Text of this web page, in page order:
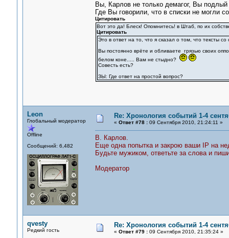
Вы, Карлов не только демагог, Вы подлый
Где Вы говорили, что в списки не могли
Цитировать
Вот это да! Блеск! Опомнитесь! в Штаб, по их
Цитировать
Это в ответ на то, что я сказал о том, что тексты
Вы постоянно врёте и обливаете грязью своих
белом коне..... Вам не стыдно?
Совесть есть?
ЗЫ: Где ответ на простой вопрос?
Leon
Глобальный модератор
Offline
Сообщений: 6,482
Re: Хронология событий 1-4
« Ответ #78 :09 Сентября 2010, 21:24:11 »
В. Карлов.
Еще одна попытка и закрою ваши IP на
Будьте мужиком, ответьте за слова и
Модератор
qvesty
Редкий гость
Re: Хронология событий 1-4
« Ответ #79 :09 Сентября 2010, 21:35:24 »